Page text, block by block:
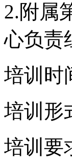
2.附属
心负责
培训时
培训形
培训要